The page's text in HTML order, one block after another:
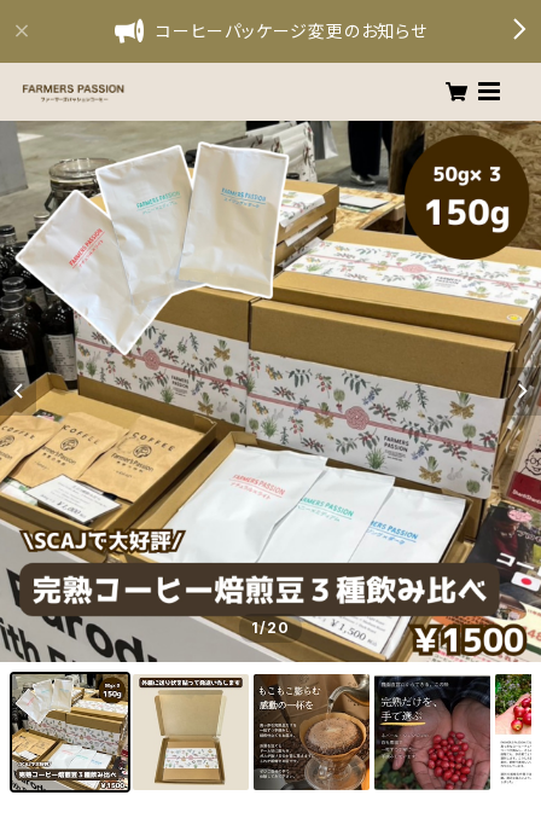
コーヒーパッケージ変更のお知らせ
1/20